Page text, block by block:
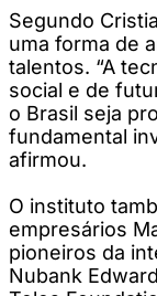
Segundo
uma forma de
talentos. “A
social e de
o Brasil seja
fundamental
afirmou.
O instituto
empresários
pioneiros da
Nubank